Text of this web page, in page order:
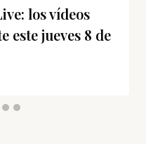
los vídeos
este jueves 8 de